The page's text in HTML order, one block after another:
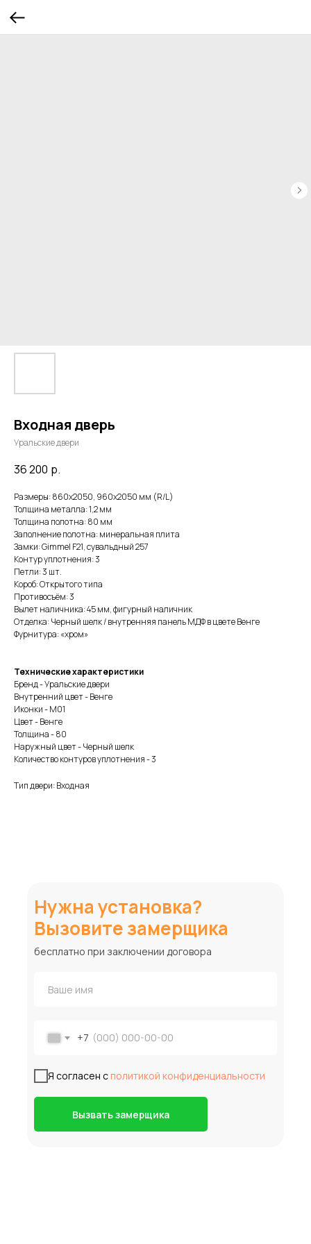
Входная дверь
Уральские двери
36 200 р.
Размеры: 860х2050, 960х2050 мм (R/L)
Толщина металла: 1,2 мм
Толщина полотна: 80 мм
Заполнение полотна: минеральная плита
Замки: Gimmel F21, сувальдный 257
Контур уплотнения: 3
Петли: 3 шт.
Короб: Открытого типа
Противосъём: 3
Вылет наличника: 45 мм, фигурный наличник
Отделка: Черный шелк / внутренняя панель МДФ в цвете Венге
Фурнитура: «хром»
Технические характеристики
Бренд - Уральские двери
Внутренний цвет - Венге
Иконки - М01
Цвет - Венге
Толщина - 80
Наружный цвет - Черный шелк
Количество контуров уплотнения - 3
Тип двери: Входная
Нужна установка?
Вызовите замерщика
+7
Я согласен с политикой конфиденциальности
Вызвать замерщика
бесплатно при заключении договора